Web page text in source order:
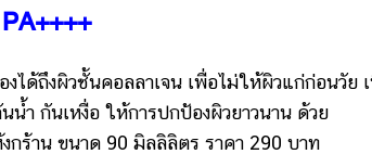
ถึงผิวชั้นคอลลาเจน เพื่อไม่ให้ผิวแก่ก่อนวัย
น้ำ กันเหงื่อ ให้การปกป้องผิวยาวนาน ด้วย
ร้าน ขนาด 90 มิลลิลิตร ราคา 290 บาท